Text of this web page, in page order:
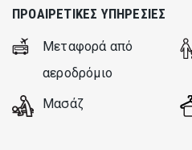
ΠΡΟΑΙΡΕΤΙΚΈΣ ΥΠΗΡΕΣΊΕΣ
Μεταφορά από
αεροδρόμιο
Μασάζ